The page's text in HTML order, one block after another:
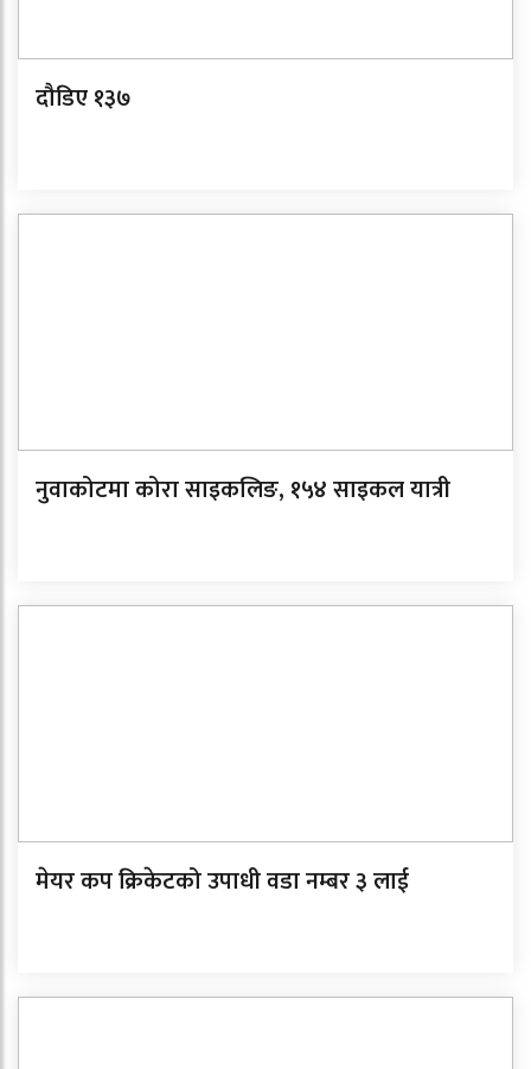
दौडिए १३७
नुवाकोटमा कोरा साइकलिङ, १५४ साइकल यात्री
मेयर कप क्रिकेटको उपाधी वडा नम्बर ३ लाई